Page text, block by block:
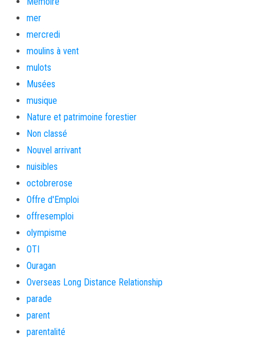
mer
mercredi
moulins à vent
mulots
Musées
musique
Nature et patrimoine forestier
Non classé
Nouvel arrivant
nuisibles
octobrerose
Offre d'Emploi
offresemploi
olympisme
OTI
Ouragan
Overseas Long Distance Relationship
parade
parent
parentalité